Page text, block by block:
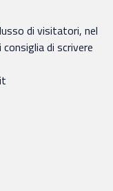
di visitatori, nel
di scrivere